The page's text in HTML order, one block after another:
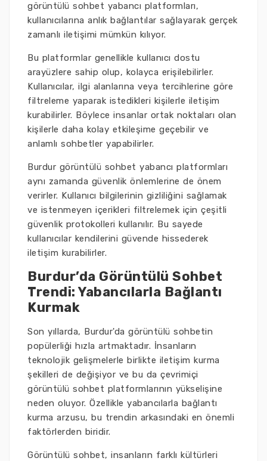
görüntülü sohbet yabancı platformları,
kullanıcılarına anlık bağlantılar sağlayarak gerçek
zamanlı iletişimi mümkün kılıyor.
Bu platformlar genellikle kullanıcı dostu
arayüzlere sahip olup, kolayca erişilebilirler.
Kullanıcılar, ilgi alanlarına veya tercihlerine göre
filtreleme yaparak istedikleri kişilerle iletişim
kurabilirler. Böylece insanlar ortak noktaları olan
kişilerle daha kolay etkileşime geçebilir ve
anlamlı sohbetler yapabilirler.
Burdur görüntülü sohbet yabancı platformları
aynı zamanda güvenlik önlemlerine de önem
verirler. Kullanıcı bilgilerinin gizliliğini sağlamak
ve istenmeyen içerikleri filtrelemek için çeşitli
güvenlik protokolleri kullanılır. Bu sayede
kullanıcılar kendilerini güvende hissederek
iletişim kurabilirler.
Burdur’da Görüntülü Sohbet
Trendi: Yabancılarla Bağlantı
Kurmak
Son yıllarda, Burdur'da görüntülü sohbetin
popülerliği hızla artmaktadır. İnsanların
teknolojik gelişmelerle birlikte iletişim kurma
şekilleri de değişiyor ve bu da çevrimiçi
görüntülü sohbet platformlarının yükselişine
neden oluyor. Özellikle yabancılarla bağlantı
kurma arzusu, bu trendin arkasındaki en önemli
faktörlerden biridir.
Görüntülü sohbet, insanların farklı kültürleri